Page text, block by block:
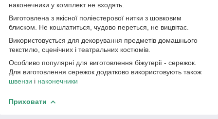
наконечники у комплект не входять.
Виготовлена з якісної поліестерової нитки з шовковим
блиском. Не кошлатиться, чудово переться, не вицвітає.
Використовується для декорування предметів домашнього
текстилю, сценічних і театральних костюмів.
Особливо популярні для виготовлення біжутерії - сережок.
Для виготовлення сережок додатково використовують також
швензи і наконечники
Приховати